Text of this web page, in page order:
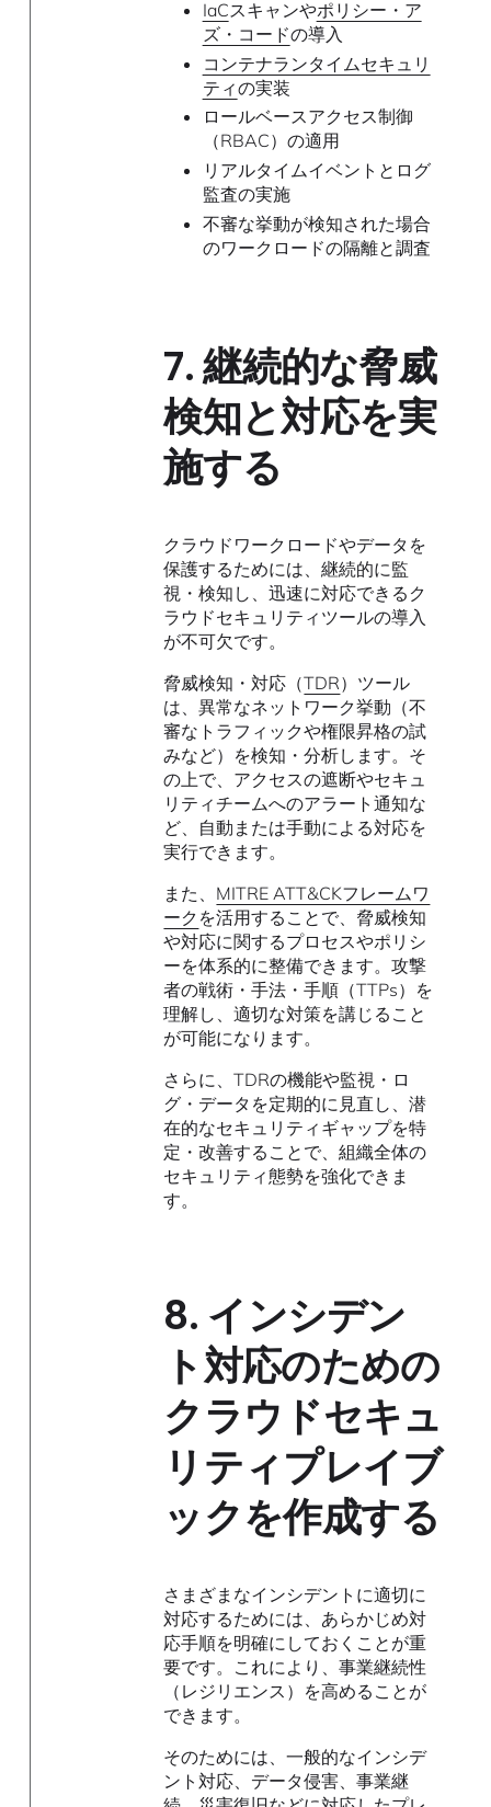
IaCスキャンやポリシー・ア
ズ・コードの導入
コンテナランタイムセキュリ
ティの実装
ロールベースアクセス制御
（RBAC）の適用
リアルタイムイベントとログ
監査の実施
不審な挙動が検知された場合
のワークロードの隔離と調査
7.継続的な脅威
検知と対応を実
施する
クラウドワークロードやデータを
保護するためには、継続的に監
視・検知し、迅速に対応できるク
ラウドセキュリティツールの導入
が不可欠です。
脅威検知・対応（TDR）ツール
は、異常なネットワーク挙動（不
審なトラフィックや権限昇格の試
みなど）を検知・分析します。そ
の上で、アクセスの遮断やセキュ
リティチームへのアラート通知な
ど、自動または手動による対応を
実行できます。
また、 MITRE ATT&CKフレームワ
ーク を活用することで、脅威検知
や対応に関するプロセスやポリシ
ーを体系的に整備できます。攻撃
者の戦術・手法・手順（TTPs）を
理解し、適切な対策を講じること
が可能になります。
さらに、TDRの機能や監視・ロ
グ・データを定期的に見直し、潜
在的なセキュリティギャップを特
定・改善することで、組織全体の
セキュリティ態勢を強化できま
す。
8. インシデン
ト対応のための
クラウドセキュ
リティプレイブ
ックを作成する
さまざまなインシデントに適切に
対応するためには、あらかじめ対
応手順を明確にしておくことが重
要です。これにより、事業継続性
（レジリエンス）を高めることが
できます。
そのためには、一般的なインシデ
ント対応、データ侵害、事業継